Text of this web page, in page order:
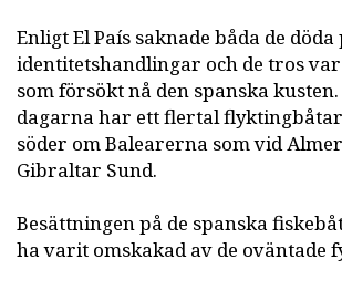
Enligt El País saknade båda de
identitetshandlingar och de tros
som försökt nå den spanska kusten.
dagarna har ett flertal
söder om Balearerna som vid
Gibraltar Sund.
Besättningen på de spanska
ha varit omskakad av de oväntade